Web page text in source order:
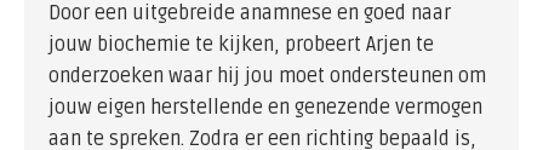
Door een uitgebreide anamnese en goed naar
jouw biochemie te kijken, probeert Arjen te
onderzoeken waar hij jou moet ondersteunen om
jouw eigen herstellende en genezende vermogen
aan te spreken. Zodra er een richting bepaald is,